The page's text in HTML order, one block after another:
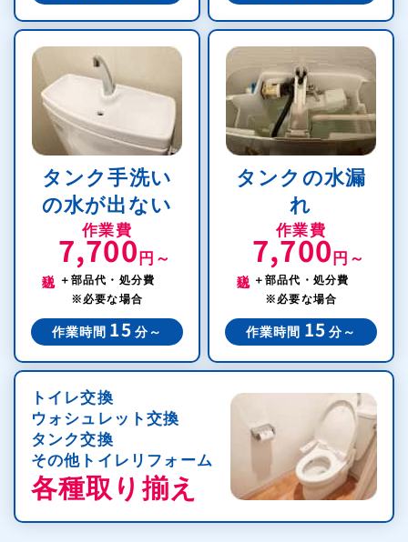
タンク手洗い
の水が出ない
作業費
7,700 円～
＋部品代・処分費
※必要な場合
作業時間 15 分～
タンクの水漏
れ
作業費
7,700 円～
＋部品代・処分費
※必要な場合
作業時間 15 分～
トイレ交換
ウォシュレット交換
タンク交換
その他トイレリフォーム
各種取り揃え